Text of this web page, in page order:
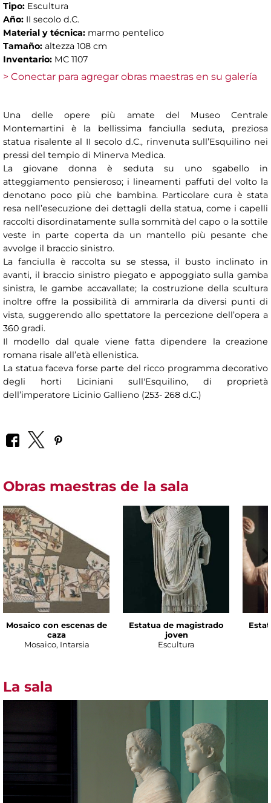
Tipo: Escultura
Año: II secolo d.C.
Material y técnica: marmo pentelico
Tamaño: altezza 108 cm
Inventario: MC 1107
> Conectar para agregar obras maestras en su galería
Una delle opere più amate del Museo Centrale
Montemartini è la bellissima fanciulla seduta, preziosa
statua risalente al II secolo d.C., rinvenuta sull’Esquilino nei
pressi del tempio di Minerva Medica.
La giovane donna è seduta su uno sgabello in
atteggiamento pensieroso; i lineamenti paffuti del volto la
denotano poco più che bambina. Particolare cura è stata
resa nell’esecuzione dei dettagli della statua, come i capelli
raccolti disordinatamente sulla sommità del capo o la sottile
veste in parte coperta da un mantello più pesante che
avvolge il braccio sinistro.
La fanciulla è raccolta su se stessa, il busto inclinato in
avanti, il braccio sinistro piegato e appoggiato sulla gamba
sinistra, le gambe accavallate; la costruzione della scultura
inoltre offre la possibilità di ammirarla da diversi punti di
vista, suggerendo allo spettatore la percezione dell’opera a
360 gradi.
Il modello dal quale viene fatta dipendere la creazione
romana risale all’età ellenistica.
La statua faceva forse parte del ricco programma decorativo
degli horti Liciniani sull'Esquilino, di proprietà
dell’imperatore Licinio Gallieno (253- 268 d.C.)
Obras maestras de la sala
Mosaico con escenas de
caza
Mosaico, Intarsia
Estatua de magistrado
joven
Escultura
La sala